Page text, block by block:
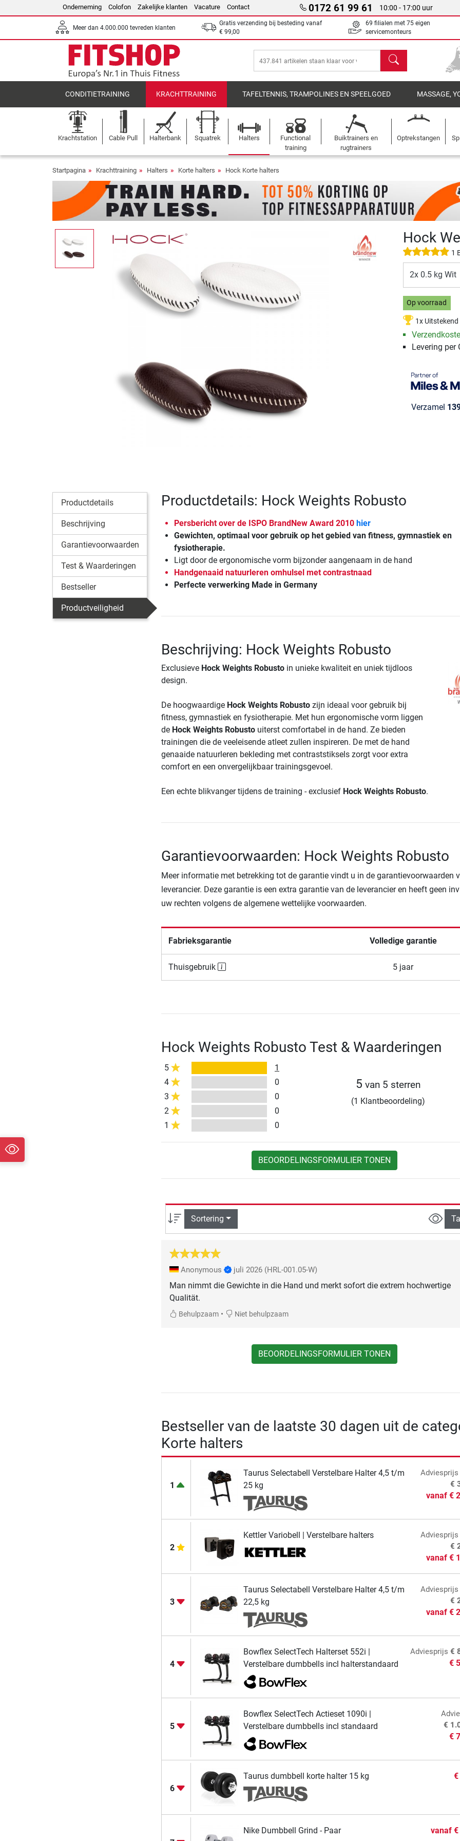
Onderneming Colofon Zakelijke klanten Vacature Contact 0172 61 99 61 10:00 - 17:00 uur
Meer dan 4.000.000 tevreden klanten
Gratis verzending bij besteding vanaf
€ 99,00
69 filialen met 75 eigen
servicemonteurs
Zoeken
CONDITIETRAINING KRACHTTRAINING TAFELTENNIS, TRAMPOLINES EN SPEELGOED MASSAGE,
Krachtstation Cable Pull Halterbank Squatrek Halters
Functional
training
Buiktrainers en
rugtrainers
Optrekstangen
Startpagina Krachttraining Halters Korte halters Hock Korte halters
Hock
1
2x 0.5 kg Wit
Op voorraad
1x Uitstekend
Levering per
Verzamel
Productdetails
Beschrijving
Garantievoorwaarden
Test & Waarderingen
Bestseller
Productveiligheid
Productdetails: Hock Weights Robusto
Persbericht over de ISPO BrandNew Award 2010 hier
Gewichten, optimaal voor gebruik op het gebied van fitness, gymnastiek en
fysiotherapie.
Ligt door de ergonomische vorm bijzonder aangenaam in de hand
Handgenaaid natuurleren omhulsel met contrastnaad
Perfecte verwerking Made in Germany
Beschrijving: Hock Weights Robusto
Exclusieve Hock Weights Robusto in unieke kwaliteit en uniek tijdloos
design.
De hoogwaardige Hock Weights Robustozijn ideaal voor gebruik bij
fitness, gymnastiek en fysiotherapie. Met hun ergonomische vorm liggen
de Hock Weights Robustouiterst comfortabel in de hand. Ze bieden
trainingen die de veeleisende atleet zullen inspireren. De met de hand
genaaide natuurleren bekleding met contraststiksels zorgt voor extra
comfort en een onvergelijkbaar trainingsgevoel.
Een echte blikvanger tijdens de training - exclusief Hock Weights Robusto.
Garantievoorwaarden: Hock Weights Robusto
Meer informatie met betrekking tot de garantie vindt u in de garantievoorwaarden
leverancier. Deze garantie is een extra garantie van de leverancier en heeft geen
uw rechten volgens de algemene wettelijke voorwaarden.
Fabrieksgarantie Volledige garantie
Thuisgebruik 5 jaar
Hock Weights Robusto Test & Waarderingen
5
1
4
0
3
0
2
0
1
0
5 van 5 sterren
(1 Klantbeoordeling)
BEOORDELINGSFORMULIER TONEN
Sortering
Anonymous juli 2026 (HRL-001.05-W)
Man nimmt die Gewichte in die Hand und merkt sofort die extrem hochwertige
Qualität.
Behulpzaam• Niet behulpzaam
BEOORDELINGSFORMULIER TONEN
Bestseller van de laatste 30 dagen uit de
Korte halters
1
Taurus Selectabell Verstelbare Halter 4,5 t/m
25 kg
Adviesprijs
€
vanaf€
2
Kettler Variobell | Verstelbare halters Adviesprijs
€
vanaf€
3
Taurus Selectabell Verstelbare Halter 4,5 t/m
22,5 kg
Adviesprijs
€
vanaf€
4
Bowflex SelectTech Halterset 552i |
Verstelbare dumbbells incl halterstandaard
Adviesprijs €
€
5
Bowflex SelectTech Actieset 1090i |
Verstelbare dumbbells incl standaard
€
€
6
Taurus dumbbell korte halter 15 kg
Nike Dumbbell Grind - Paar vanaf